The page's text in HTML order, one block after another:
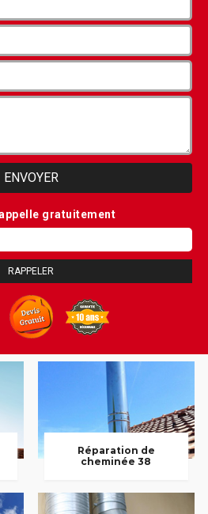
gratuitement
Réparation de
cheminée 38